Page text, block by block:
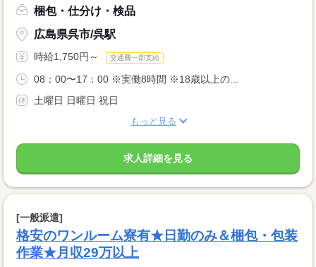
梱包・仕分け・検品
広島県呉市/呉駅
時給1,750円～ 交通費一部支給
08：00〜17：00 ※実働8時間 ※18歳以上の...
土曜日 日曜日 祝日
もっと見る
求人詳細を見る
[一般派遣]
格安のワンルーム寮有★日勤のみ＆梱包・包装
作業★月収29万以上